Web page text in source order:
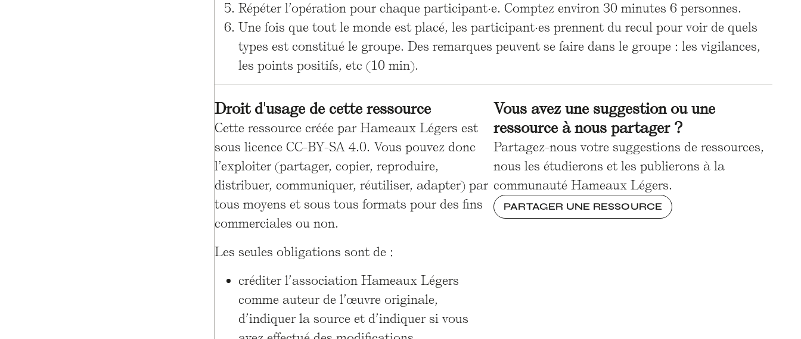
Répéter l’opération pour chaque participant·e. Comptez environ 30 minutes 6 personnes.
Une fois que tout le monde est placé, les participant·es prennent du recul pour voir de quels
types est constitué le groupe. Des remarques peuvent se faire dans le groupe : les vigilances,
les points positifs, etc (10 min).
Droit d'usage de cette ressource
Cette ressource créée par Hameaux Légers est
sous licence CC-BY-SA 4.0. Vous pouvez donc
l’exploiter (partager, copier, reproduire,
distribuer, communiquer, réutiliser, adapter) par
tous moyens et sous tous formats pour des fins
commerciales ou non.
Les seules obligations sont de :
créditer l’association Hameaux Légers
comme auteur de l’œuvre originale,
d’indiquer la source et d’indiquer si vous
Vous avez une suggestion ou une
ressource à nous partager ?
Partagez-nous votre suggestions de ressources,
nous les étudierons et les publierons à la
communauté Hameaux Légers.
PARTAGER UNE RESSOURCE